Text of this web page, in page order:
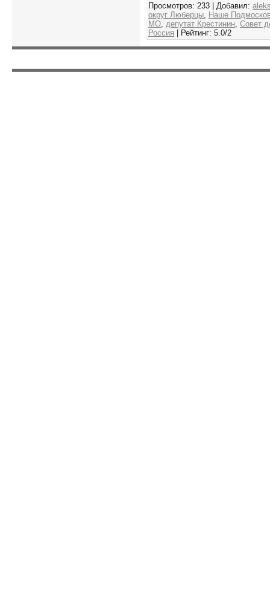
Просмотров: 233 | Добавил:
округ Люберцы Наше
МО депутат Крестинин Совет
Россия | Рейтинг: 5.0/2